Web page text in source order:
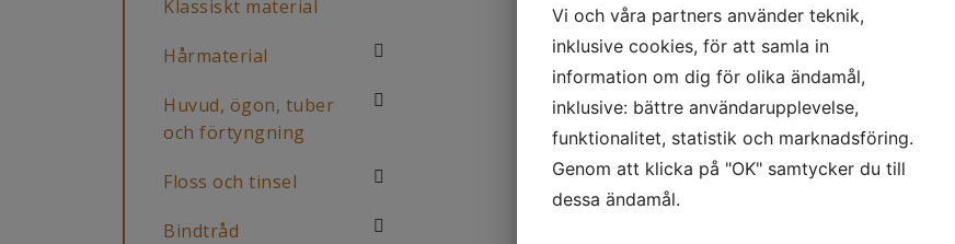
Klassiskt material
Hårmaterial
Huvud, ögon, tuber
och förtyngning
Floss och tinsel
Bindtråd
det
sedan
Vi och våra partners använder teknik,
inklusive cookies, för att samla in
information om dig för olika ändamål,
inklusive: bättre användarupplevelse,
funktionalitet, statistik och marknadsföring.
Genom att klicka på "OK" samtycker du till
dessa ändamål.